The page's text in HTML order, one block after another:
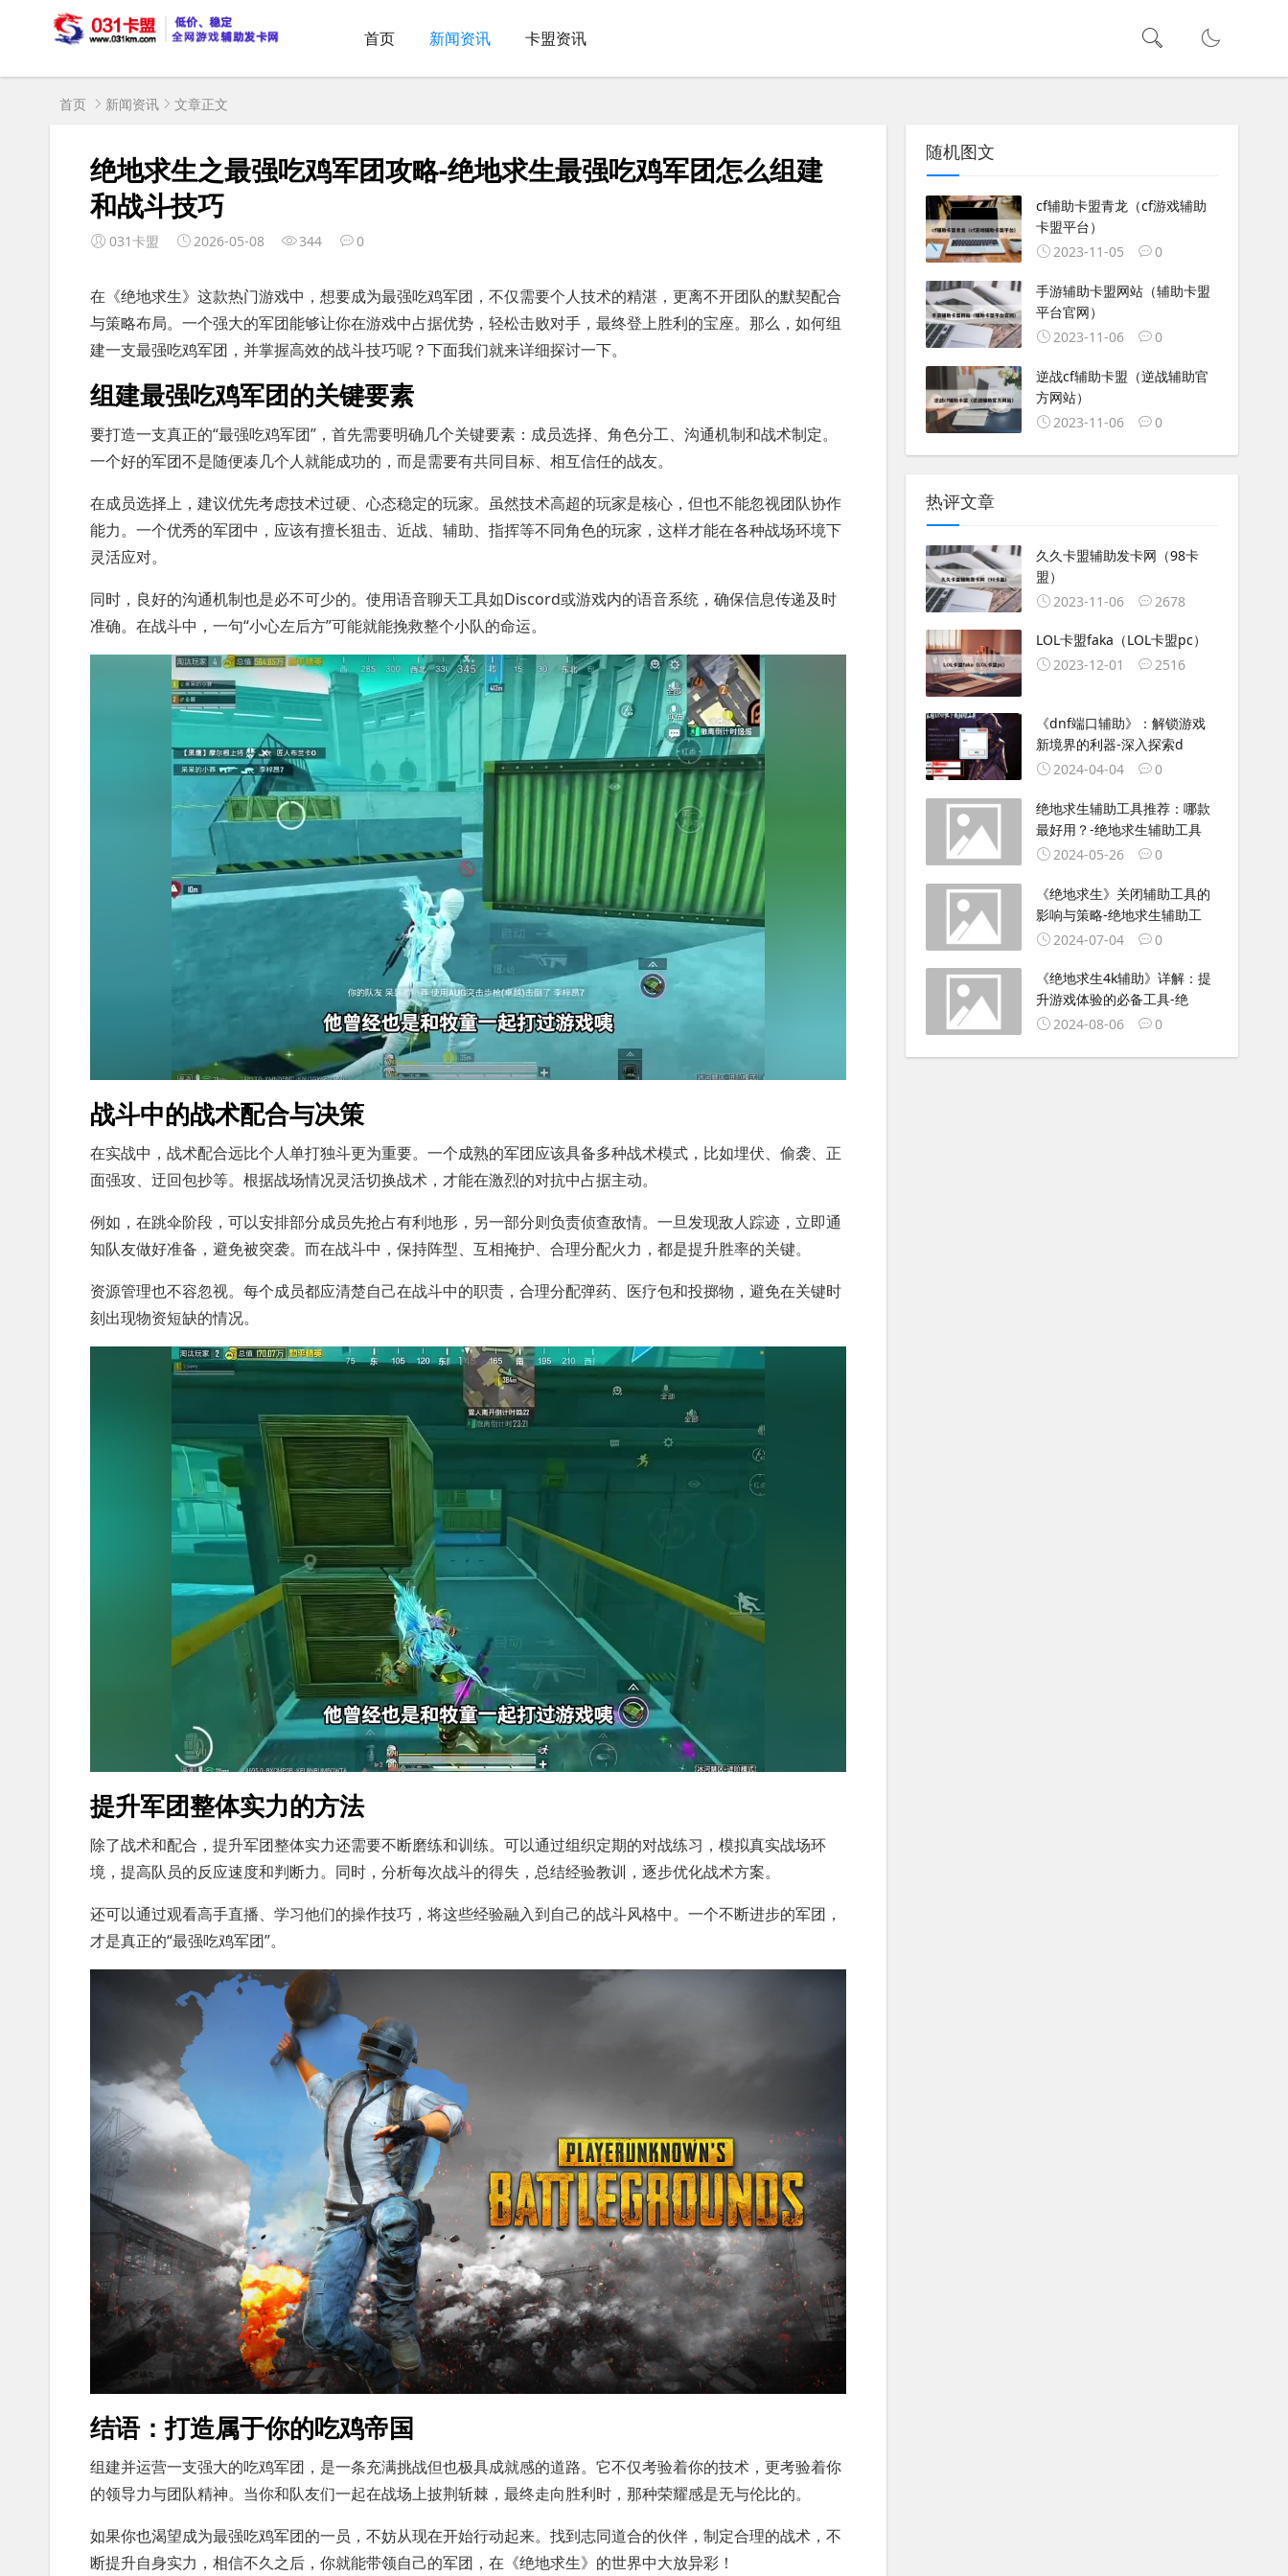
首页 新闻资讯 卡盟资讯
首页 新闻资讯 文章正文
绝地求生之最强吃鸡军团攻略-绝地求生最强吃鸡军团怎么组建
和战斗技巧
031卡盟 2026-05-08 344 0
在《绝地求生》这款热门游戏中，想要成为最强吃鸡军团，不仅需要个人技术的精湛，更离不开团队的默契配合
与策略布局。一个强大的军团能够让你在游戏中占据优势，轻松击败对手，最终登上胜利的宝座。那么，如何组
建一支最强吃鸡军团，并掌握高效的战斗技巧呢？下面我们就来详细探讨一下。
组建最强吃鸡军团的关键要素
要打造一支真正的“最强吃鸡军团”，首先需要明确几个关键要素：成员选择、角色分工、沟通机制和战术制定。
一个好的军团不是随便凑几个人就能成功的，而是需要有共同目标、相互信任的战友。
在成员选择上，建议优先考虑技术过硬、心态稳定的玩家。虽然技术高超的玩家是核心，但也不能忽视团队协作
能力。一个优秀的军团中，应该有擅长狙击、近战、辅助、指挥等不同角色的玩家，这样才能在各种战场环境下
灵活应对。
同时，良好的沟通机制也是必不可少的。使用语音聊天工具如Discord或游戏内的语音系统，确保信息传递及时
准确。在战斗中，一句“小心左后方”可能就能挽救整个小队的命运。
战斗中的战术配合与决策
在实战中，战术配合远比个人单打独斗更为重要。一个成熟的军团应该具备多种战术模式，比如埋伏、偷袭、正
面强攻、迂回包抄等。根据战场情况灵活切换战术，才能在激烈的对抗中占据主动。
例如，在跳伞阶段，可以安排部分成员先抢占有利地形，另一部分则负责侦查敌情。一旦发现敌人踪迹，立即通
知队友做好准备，避免被突袭。而在战斗中，保持阵型、互相掩护、合理分配火力，都是提升胜率的关键。
资源管理也不容忽视。每个成员都应清楚自己在战斗中的职责，合理分配弹药、医疗包和投掷物，避免在关键时
刻出现物资短缺的情况。
提升军团整体实力的方法
除了战术和配合，提升军团整体实力还需要不断磨练和训练。可以通过组织定期的对战练习，模拟真实战场环
境，提高队员的反应速度和判断力。同时，分析每次战斗的得失，总结经验教训，逐步优化战术方案。
还可以通过观看高手直播、学习他们的操作技巧，将这些经验融入到自己的战斗风格中。一个不断进步的军团，
才是真正的“最强吃鸡军团”。
结语：打造属于你的吃鸡帝国
组建并运营一支强大的吃鸡军团，是一条充满挑战但也极具成就感的道路。它不仅考验着你的技术，更考验着你
的领导力与团队精神。当你和队友们一起在战场上披荆斩棘，最终走向胜利时，那种荣耀感是无与伦比的。
如果你也渴望成为最强吃鸡军团的一员，不妨从现在开始行动起来。找到志同道合的伙伴，制定合理的战术，不
断提升自身实力，相信不久之后，你就能带领自己的军团，在《绝地求生》的世界中大放异彩！
随机图文
cf辅助卡盟青龙（cf游戏辅助
卡盟平台）
2023-11-05
0
手游辅助卡盟网站（辅助卡盟
平台官网）
2023-11-06
0
逆战cf辅助卡盟（逆战辅助官
方网站）
2023-11-06
0
热评文章
久久卡盟辅助发卡网（98卡
盟）
2023-11-06
2678
LOL卡盟faka（LOL卡盟pc）
2023-12-01
2516
《dnf端口辅助》：解锁游戏
新境界的利器-深入探索d
2024-04-04
0
绝地求生辅助工具推荐：哪款
最好用？-绝地求生辅助工具
2024-05-26
0
《绝地求生》关闭辅助工具的
影响与策略-绝地求生辅助工
2024-07-04
0
《绝地求生4k辅助》详解：提
升游戏体验的必备工具-绝
2024-08-06
0